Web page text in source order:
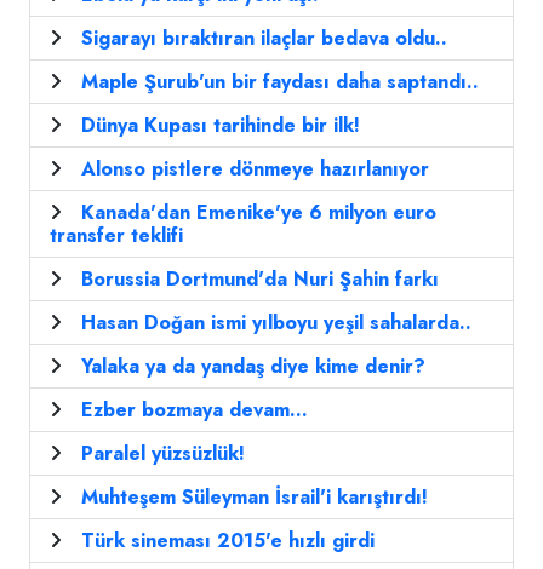
Sigarayı bıraktıran ilaçlar bedava oldu..
Maple Şurub'un bir faydası daha saptandı..
Dünya Kupası tarihinde bir ilk!
Alonso pistlere dönmeye hazırlanıyor
Kanada'dan Emenike'ye 6 milyon euro
transfer teklifi
Borussia Dortmund'da Nuri Şahin farkı
Hasan Doğan ismi yılboyu yeşil sahalarda..
Yalaka ya da yandaş diye kime denir?
Ezber bozmaya devam...
Paralel yüzsüzlük!
Muhteşem Süleyman İsrail'i karıştırdı!
Türk sineması 2015'e hızlı girdi